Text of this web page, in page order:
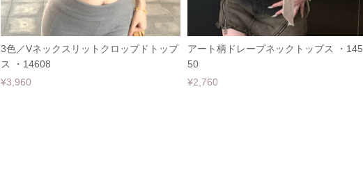
3色／Vネックスリットクロップドトップ
ス ・14608
¥3,960
アート柄ドレープネックトップス ・145
50
¥2,760